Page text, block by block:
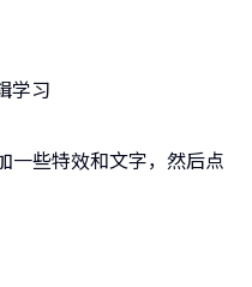
一些特效和文字，然后点